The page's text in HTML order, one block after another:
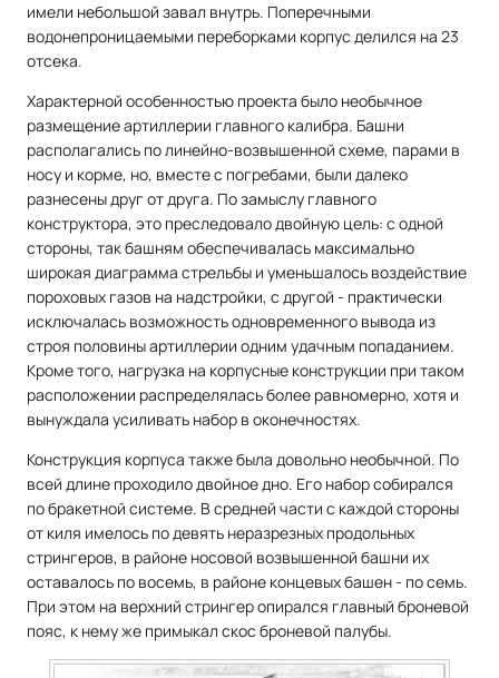
имели небольшой завал внутрь. Поперечными
водонепроницаемыми переборками корпус делился на 23
отсека.
Характерной особенностью проекта было необычное
размещение артиллерии главного калибра. Башни
располагались по линейно-возвышенной схеме, парами в
носу и корме, но, вместе с погребами, были далеко
разнесены друг от друга. По замыслу главного
конструктора, это преследовало двойную цель: с одной
стороны, так башням обеспечивалась максимально
широкая диаграмма стрельбы и уменьшалось воздействие
пороховых газов на надстройки, с другой - практически
исключалась возможность одновременного вывода из
строя половины артиллерии одним удачным попаданием.
Кроме того, нагрузка на корпусные конструкции при таком
расположении распределялась более равномерно, хотя и
вынуждала усиливать набор в оконечностях.
Конструкция корпуса также была довольно необычной. По
всей длине проходило двойное дно. Его набор собирался
по бракетной системе. В средней части с каждой стороны
от киля имелось по девять неразрезных продольных
стрингеров, в районе носовой возвышенной башни их
оставалось по восемь, в районе концевых башен - по семь.
При этом на верхний стрингер опирался главный броневой
пояс, к нему же примыкал скос броневой палубы.